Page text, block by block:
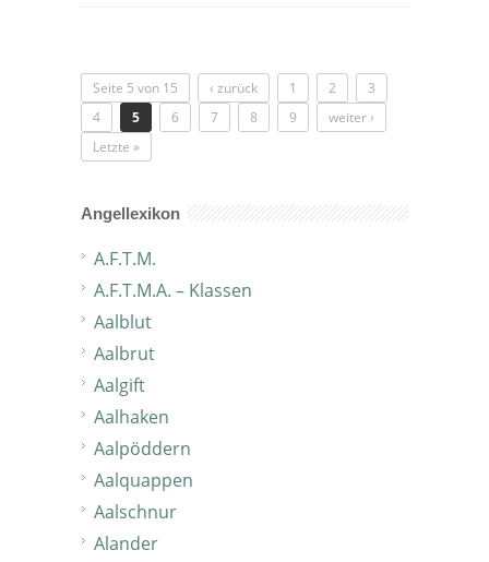
Seite 5 von 15 ‹ zurück 1 2
3
4
5 6 7 8 9
weiter ›
Letzte »
Angellexikon
A.F.T.M.
A.F.T.M.A. – Klassen
Aalblut
Aalbrut
Aalgift
Aalhaken
Aalpöddern
Aalquappen
Aalschnur
Alander